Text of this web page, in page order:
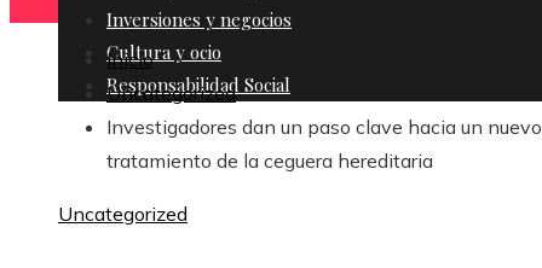
Inversiones y negocios
Cultura y ocio
Responsabilidad Social
Inicio
Uncategorized
Investigadores dan un paso clave hacia un nuevo
tratamiento de la ceguera hereditaria
Uncategorized